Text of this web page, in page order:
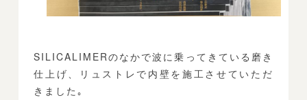
SILICALIMERのなかで波に乗ってきている磨き
仕上げ、リュストレで内壁を施工させていただ
きました｡